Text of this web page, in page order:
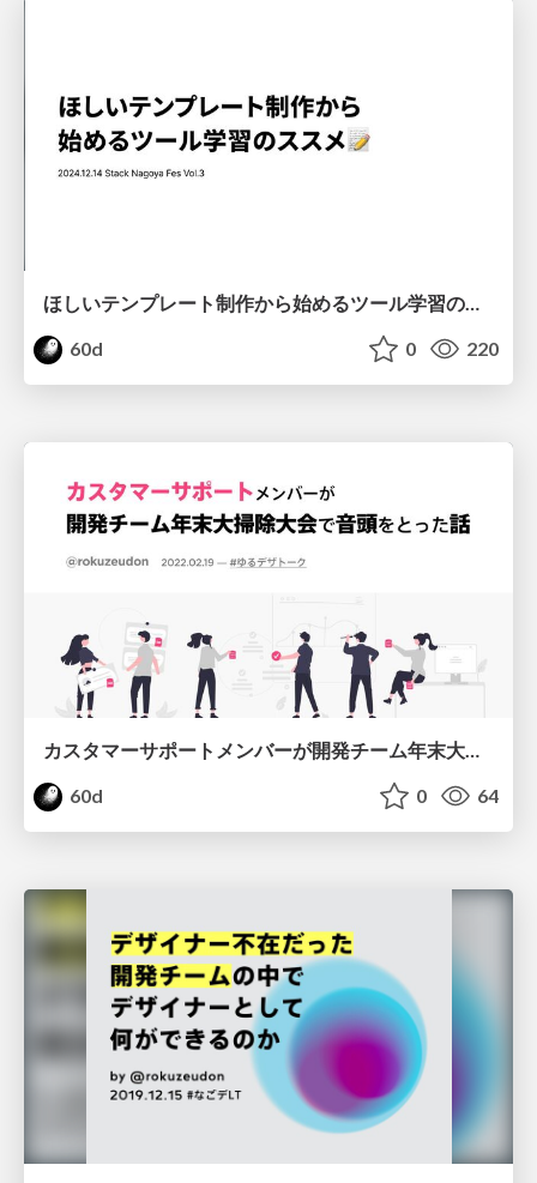
ほしいテンプレート制作から始めるツール学習のススメ📝
60d
0 220
60d
0 64